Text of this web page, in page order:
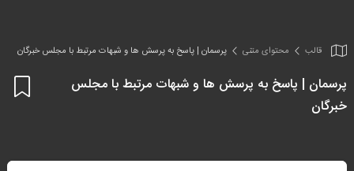
قالب محتوای متنی پرسمان | پاسخ به پرسش ها و شبهات مرتبط با مجلس خبرگان
پرسمان | پاسخ به پرسش ها و شبهات مرتبط با مجلس
خبرگان